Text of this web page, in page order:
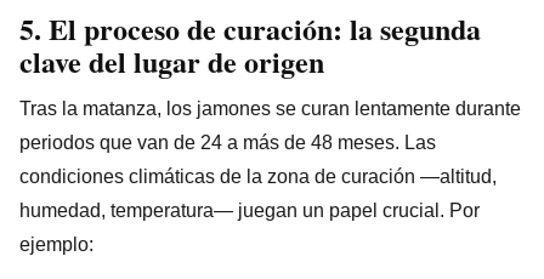
5. El proceso de curación: la segunda
clave del lugar de origen
Tras la matanza, los jamones se curan lentamente durante
periodos que van de 24 a más de 48 meses. Las
condiciones climáticas de la zona de curación —altitud,
humedad, temperatura— juegan un papel crucial. Por
ejemplo: